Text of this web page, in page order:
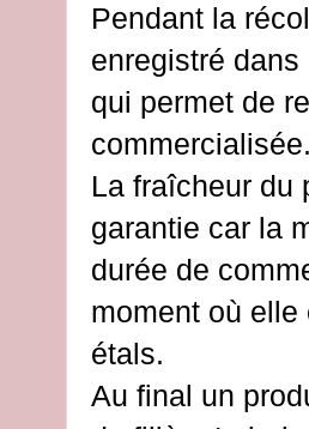
Pendant la
enregistré
qui permet de
La fraîcheur du
garantie car la
durée de
moment où
étals.
Au final un